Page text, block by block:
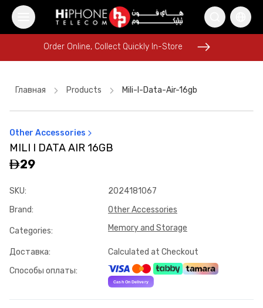
MagSafe Charger
Order Online, Collect Quickly In-Store
iPhone 17 Pro Max
Order Online, Collect Quickly In-Store
Главная Products Mili-I-Data-Air-16gb
Other Accessories
MILI I DATA AIR 16GB
29
SKU:
2024181067
Brand: Other Accessories
Categories: Memory and Storage
Доставка:
Calculated at Checkout
Способы оплаты: